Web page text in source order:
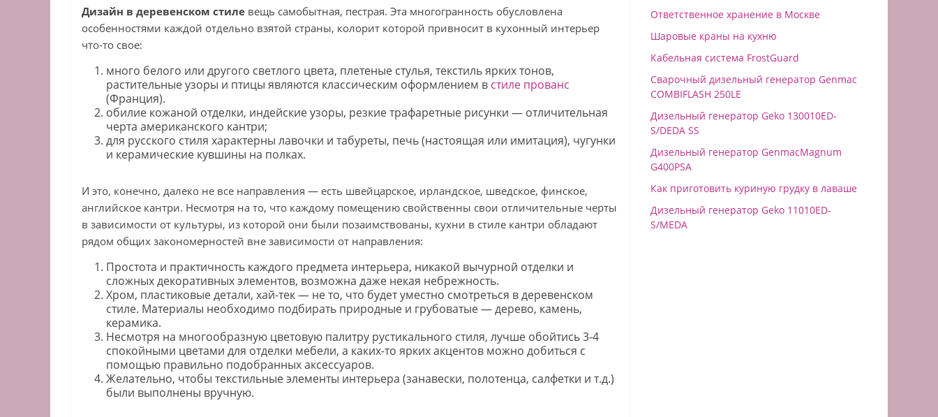
Дизайн в деревенском стиле вещь самобытная, пестрая. Эта многогранность обусловлена
особенностями каждой отдельно взятой страны, колорит которой привносит в кухонный интерьер
что-то свое:
много белого или другого светлого цвета, плетеные стулья, текстиль ярких тонов,
растительные узоры и птицы являются классическим оформлением в стиле прованс
(Франция).
обилие кожаной отделки, индейские узоры, резкие трафаретные рисунки — отличительная
черта американского кантри;
для русского стиля характерны лавочки и табуреты, печь (настоящая или имитация), чугунки
и керамические кувшины на полках.
И это, конечно, далеко не все направления — есть швейцарское, ирландское, шведское, финское,
английское кантри. Несмотря на то, что каждому помещению свойственны свои отличительные черты
в зависимости от культуры, из которой они были позаимствованы, кухни в стиле кантри обладают
рядом общих закономерностей вне зависимости от направления:
Простота и практичность каждого предмета интерьера, никакой вычурной отделки и
сложных декоративных элементов, возможна даже некая небрежность.
Хром, пластиковые детали, хай-тек — не то, что будет уместно смотреться в деревенском
стиле. Материалы необходимо подбирать природные и грубоватые — дерево, камень,
керамика.
Несмотря на многообразную цветовую палитру рустикального стиля, лучше обойтись 3-4
спокойными цветами для отделки мебели, а каких-то ярких акцентов можно добиться с
помощью правильно подобранных аксессуаров.
Желательно, чтобы текстильные элементы интерьера (занавески, полотенца, салфетки и т.д.)
были выполнены вручную.
Ответственное хранение в Москве
Шаровые краны на кухню
Кабельная система FrostGuard
Сварочный дизельный генератор Genmac
COMBIFLASH 250LE
Дизельный генератор Geko 130010ED-
S/DEDA SS
Дизельный генератор GenmacMagnum
G400PSA
Как приготовить куриную грудку в лаваше
Дизельный генератор Geko 11010ED-
S/MEDA